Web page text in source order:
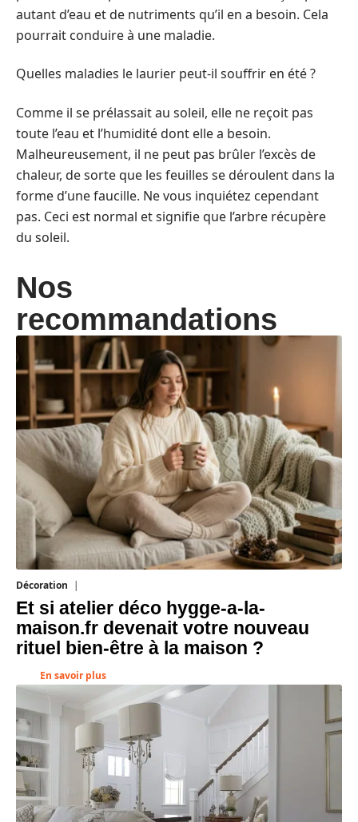
autant d’eau et de nutriments qu’il en a besoin. Cela
pourrait conduire à une maladie.
Quelles maladies le laurier peut-il souffrir en été ?
Comme il se prélassait au soleil, elle ne reçoit pas
toute l’eau et l’humidité dont elle a besoin.
Malheureusement, il ne peut pas brûler l’excès de
chaleur, de sorte que les feuilles se déroulent dans la
forme d’une faucille. Ne vous inquiétez cependant
pas. Ceci est normal et signifie que l’arbre récupère
du soleil.
Nos
recommandations
Décoration
Et si atelier déco hygge-a-la-
maison.fr devenait votre nouveau
rituel bien-être à la maison ?
En savoir plus